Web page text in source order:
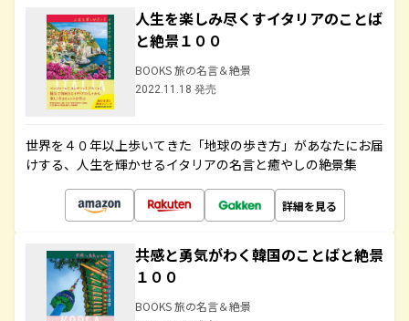
人生を楽しみ尽くすイタリアのことば
と絶景１００
BOOKS 旅の名言＆絶景
2022.11.18 発売
世界を４０年以上歩いてきた「地球の歩き方」があなたにお届
けする、人生を輝かせるイタリアの名言と癒やしの絶景集
詳細を見る
共感と勇気がわく韓国のことばと絶景
１００
BOOKS 旅の名言＆絶景